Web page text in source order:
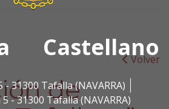
Castellano
- 31300 Tafalla (NAVARRA)
- 31300 Tafalla (NAVARRA)
Volver
de